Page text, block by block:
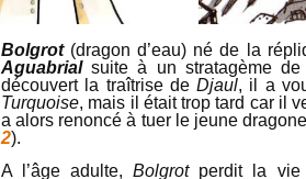
Bolgrot(dragon d’eau) né de la
Aguabrialsuite à un stratagème
découvert la traîtrise deDjaul, il a
Turquoise, mais il était trop tard car il
a alors renoncé à tuer le jeune
2).
A l’âge adulte, Bolgrotperdit la vie